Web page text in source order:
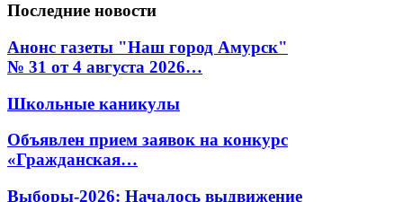
Последние новости
Анонс газеты "Наш город Амурск"
№ 31 от 4 августа 2026…
Школьные каникулы
Объявлен прием заявок на конкурс
«Гражданская…
Выборы-2026: Началось выдвижение